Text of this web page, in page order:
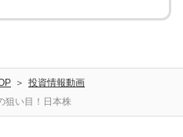
投資情報動画
狙い目！日本株